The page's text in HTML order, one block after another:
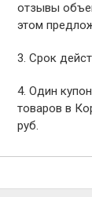
отзывы
этом
3. Срок
4. Один
товаров в
руб.